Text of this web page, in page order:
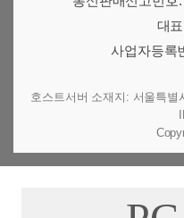
대
사업자등록
호스트서버 소재지: 서울특